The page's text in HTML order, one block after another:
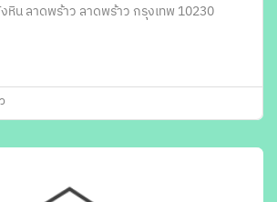
หิน ลาดพร้าว ลาดพร้าว กรุงเทพ 10230